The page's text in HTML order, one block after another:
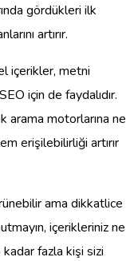
gördükleri ilk
artırır.
içerikler, metni
için de faydalıdır.
motorlarına ne
erişilebilirliği artırır
ama dikkatlice
içerikleriniz ne
fazla kişi sizi